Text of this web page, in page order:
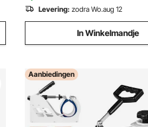
Levering: zodra Wo.aug 12
In Winkelmandje
Aanbiedingen